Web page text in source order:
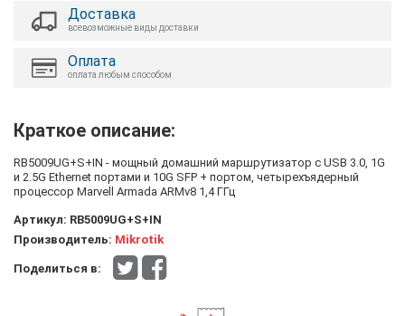
Доставка
всевозможные виды доставки
Оплата
оплата любым способом
Краткое описание:
RB5009UG+S+IN - мощный домашний маршрутизатор с USB 3.0, 1G
и 2.5G Ethernet портами и 10G SFP + портом, четырехъядерный
процессор Marvell Armada ARMv8 1,4 ГГц
Артикул: RB5009UG+S+IN
Производитель: Mikrotik
Поделиться в: